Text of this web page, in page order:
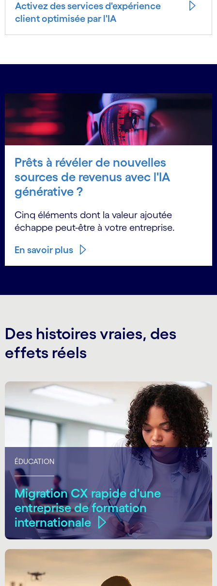
Activez des services d'expérience
client optimisée par l'IA
Prêts à révéler de nouvelles
sources de revenus avec l'IA
générative ?
Cinq éléments dont la valeur ajoutée
échappe peut-être à votre entreprise.
En savoir plus
Des histoires vraies, des
effets réels
ÉDUCATION
Migration CX rapide d'une
entreprise de formation
internationale